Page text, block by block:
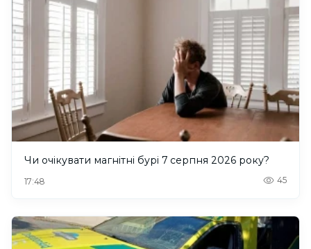
Чи очікувати магнітні бурі 7 серпня 2026 року?
17:48 45